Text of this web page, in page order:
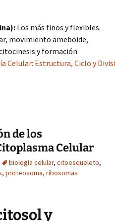
Los más finos y flexibles.
movimiento ameboide,
y formación
Celular: Estructura, Ciclo y
de los
Celular
biología celular, citoesqueleto,
, proteosoma, ribosomas
y